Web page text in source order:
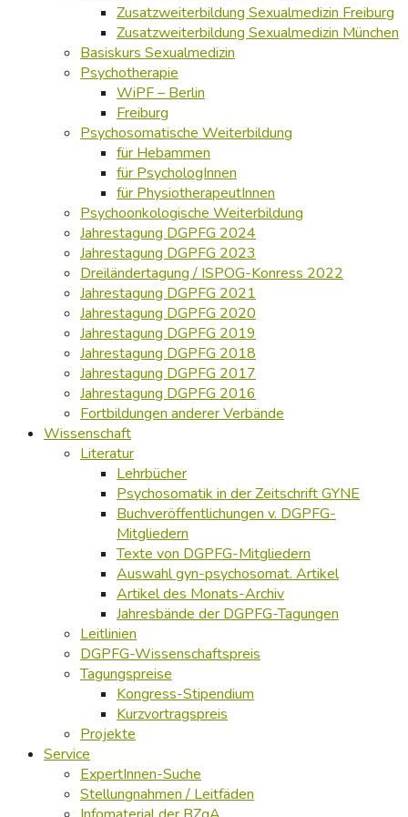
Zusatzweiterbildung Sexualmedizin Freiburg
Zusatzweiterbildung Sexualmedizin München
Basiskurs Sexualmedizin
Psychotherapie
WiPF – Berlin
Freiburg
Psychosomatische Weiterbildung
für Hebammen
für PsychologInnen
für PhysiotherapeutInnen
Psychoonkologische Weiterbildung
Jahrestagung DGPFG 2024
Jahrestagung DGPFG 2023
Dreiländertagung / ISPOG-Konress 2022
Jahrestagung DGPFG 2021
Jahrestagung DGPFG 2020
Jahrestagung DGPFG 2019
Jahrestagung DGPFG 2018
Jahrestagung DGPFG 2017
Jahrestagung DGPFG 2016
Fortbildungen anderer Verbände
Wissenschaft
Literatur
Lehrbücher
Psychosomatik in der Zeitschrift GYNE
Buchveröffentlichungen v. DGPFG-
Mitgliedern
Texte von DGPFG-Mitgliedern
Auswahl gyn-psychosomat. Artikel
Artikel des Monats-Archiv
Jahresbände der DGPFG-Tagungen
Leitlinien
DGPFG-Wissenschaftspreis
Tagungspreise
Kongress-Stipendium
Kurzvortragspreis
Projekte
Service
ExpertInnen-Suche
Stellungnahmen / Leitfäden